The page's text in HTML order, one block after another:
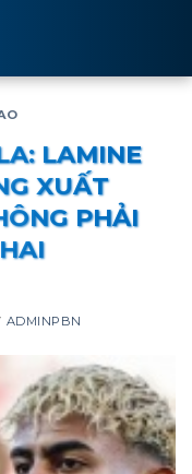
LAMINE
XUẤT
PHẢI
ADMINPBN